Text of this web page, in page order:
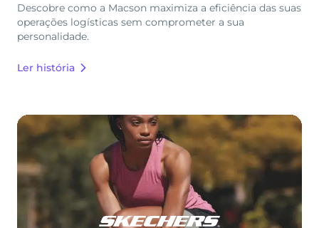
Descobre como a Macson maximiza a eficiência das suas
operações logísticas sem comprometer a sua
personalidade.
Ler história